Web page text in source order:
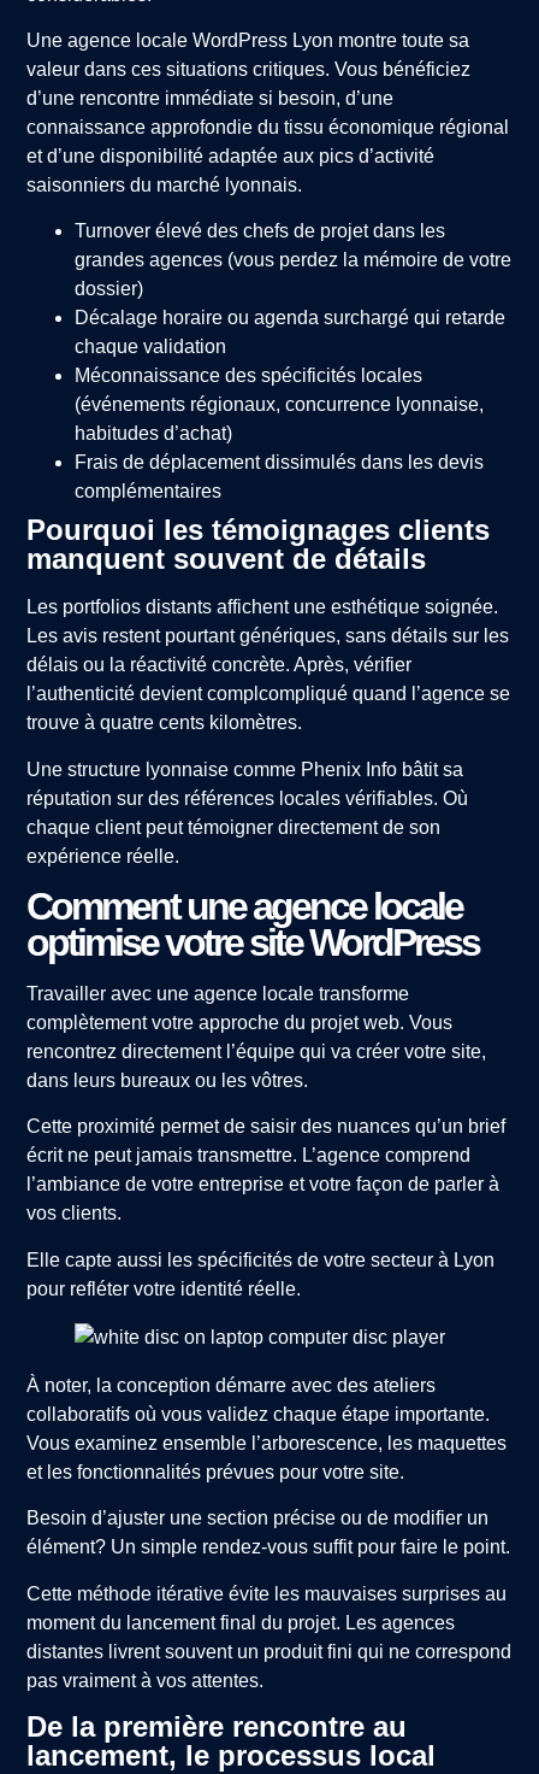
Une agence locale WordPress Lyon montre toute sa
valeur dans ces situations critiques. Vous bénéficiez
d’une rencontre immédiate si besoin, d’une
connaissance approfondie du tissu économique régional
et d’une disponibilité adaptée aux pics d’activité
saisonniers du marché lyonnais.
Turnover élevé des chefs de projet dans les
grandes agences (vous perdez la mémoire de votre
dossier)
Décalage horaire ou agenda surchargé qui retarde
chaque validation
Méconnaissance des spécificités locales
(événements régionaux, concurrence lyonnaise,
habitudes d’achat)
Frais de déplacement dissimulés dans les devis
complémentaires
Pourquoi les témoignages clients
manquent souvent de détails
Les portfolios distants affichent une esthétique soignée.
Les avis restent pourtant génériques, sans détails sur les
délais ou la réactivité concrète. Après, vérifier
l’authenticité devient complcompliqué quand l’agence se
trouve à quatre cents kilomètres.
Une structure lyonnaise comme Phenix Info bâtit sa
réputation sur des références locales vérifiables. Où
chaque client peut témoigner directement de son
expérience réelle.
Comment une agence locale
optimise votre site WordPress
Travailler avec une agence locale transforme
complètement votre approche du projet web. Vous
rencontrez directement l’équipe qui va créer votre site,
dans leurs bureaux ou les vôtres.
Cette proximité permet de saisir des nuances qu’un brief
écrit ne peut jamais transmettre. L’agence comprend
l’ambiance de votre entreprise et votre façon de parler à
vos clients.
Elle capte aussi les spécificités de votre secteur à Lyon
pour refléter votre identité réelle.
À noter, la conception démarre avec des ateliers
collaboratifs où vous validez chaque étape importante.
Vous examinez ensemble l’arborescence, les maquettes
et les fonctionnalités prévues pour votre site.
Besoin d’ajuster une section précise ou de modifier un
élément? Un simple rendez-vous suffit pour faire le point.
Cette méthode itérative évite les mauvaises surprises au
moment du lancement final du projet. Les agences
distantes livrent souvent un produit fini qui ne correspond
pas vraiment à vos attentes.
De la première rencontre au
lancement, le processus local